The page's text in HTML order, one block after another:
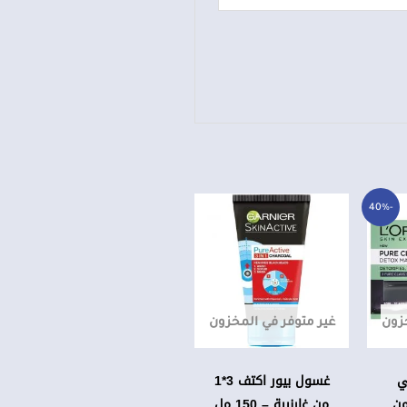
-40%
د.ع.د.ع.
غير متوفر في المخزون
غسول بيور اكتف 3*1